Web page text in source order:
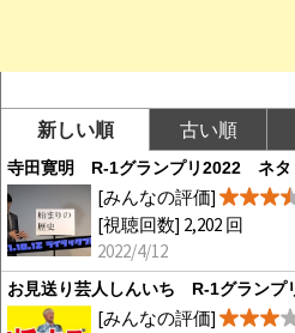
新しい順 古い順
寺田寛明 R-1グランプリ2022 ネタ
[みんなの評価]
[視聴回数] 2,202 回
2022/4/12
お見送り芸人しんいち R-1グランプ
[みんなの評価]